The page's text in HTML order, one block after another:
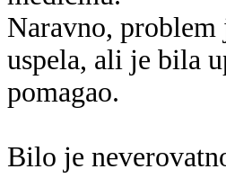
Naravno, problem
uspela, ali je bila
pomagao.
Bilo je